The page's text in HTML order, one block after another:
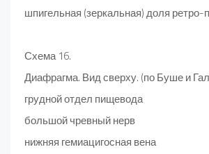
шпигельная (зеркальная) доля ретро-
Схема 16.
Диафрагма. Вид сверху. (по Буше и
грудной отдел пищевода
большой чревный нерв
нижняя гемиацигосная вена